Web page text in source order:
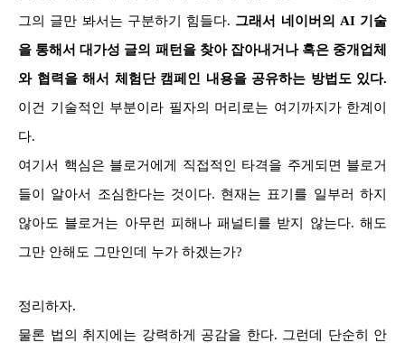
그의 글만 봐서는 구분하기 힘들다. 그래서 네이버의 AI 기술
을 통해서 대가성 글의 패턴을 찾아 잡아내거나 혹은 중개업체
와 협력을 해서 체험단 캠페인 내용을 공유하는 방법도 있다.
이건 기술적인 부분이라 필자의 머리로는 여기까지가 한계이
다.
여기서 핵심은 블로거에게 직접적인 타격을 주게되면 블로거
들이 알아서 조심한다는 것이다. 현재는 표기를 일부러 하지
않아도 블로거는 아무런 피해나 패널티를 받지 않는다. 해도
그만 안해도 그만인데 누가 하겠는가?
정리하자.
물론 법의 취지에는 강력하게 공감을 한다. 그런데 단순히 안